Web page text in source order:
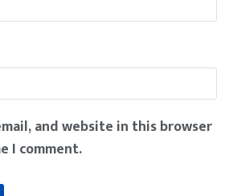
and website in this browser
I comment.